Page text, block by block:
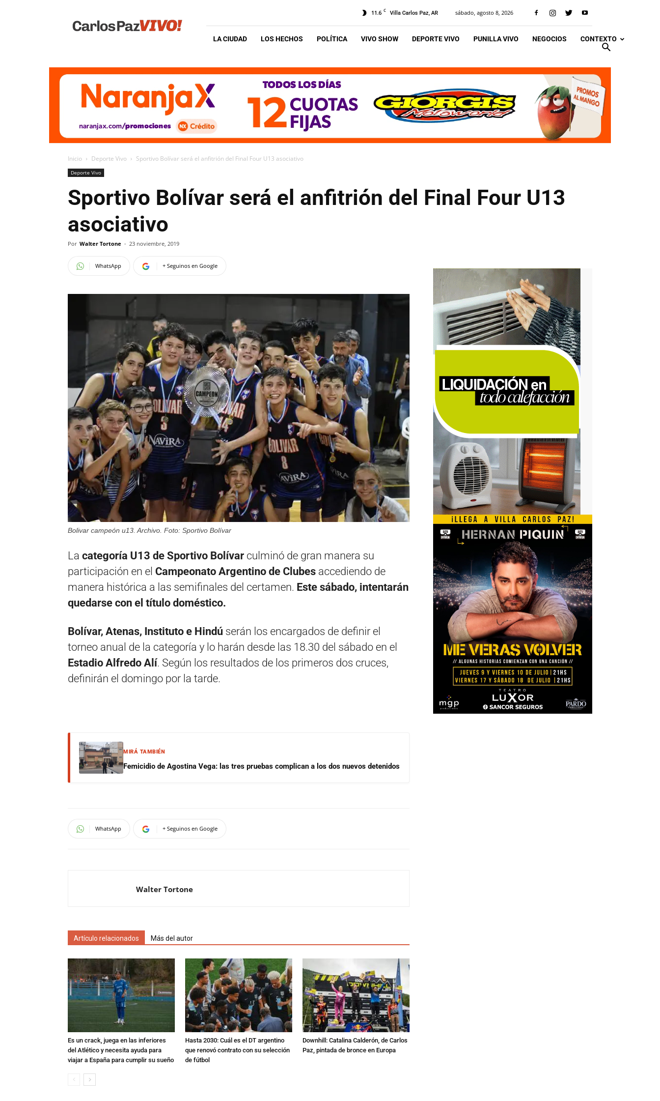
Vivo
11.6 C Villa Carlos Paz, AR sábado, agosto 8, 2026
LA CIUDAD LOS HECHOS POLÍTICA VIVO SHOW DEPORTE VIVO PUNILLA VIVO NEGOCIOS CONTEXTO
Inicio Deporte Vivo Sportivo Bolívar será el anfitrión del Final Four U13 asociativo
Deporte Vivo
Sportivo Bolívar será el anfitrión del Final Four U13
asociativo
Por Walter Tortone - 23 noviembre, 2019
WhatsApp + Seguinos en Google
Bolivar campeón u13. Archivo. Foto: Sportivo Bolívar
La categoría U13 de Sportivo Bolívar culminó de gran manera su
participación en el Campeonato Argentino de Clubes accediendo de
manera histórica a las semifinales del certamen. Este sábado, intentarán
quedarse con el título doméstico.
Bolívar, Atenas, Instituto e Hindú serán los encargados de definir el
torneo anual de la categoría y lo harán desde las 18.30 del sábado en el
Estadio Alfredo Alí. Según los resultados de los primeros dos cruces,
definirán el domingo por la tarde.
MIRÁ TAMBIÉN
Femicidio de Agostina Vega: las tres pruebas complican a los dos nuevos detenidos
WhatsApp + Seguinos en Google
Walter Tortone
Artículo relacionados Más del autor
Es un crack, juega en las inferiores
del Atlético y necesita ayuda para
viajar a España para cumplir su sueño
Hasta 2030: Cuál es el DT argentino
que renovó contrato con su selección
de fútbol
Downhill: Catalina Calderón, de Carlos
Paz, pintada de bronce en Europa